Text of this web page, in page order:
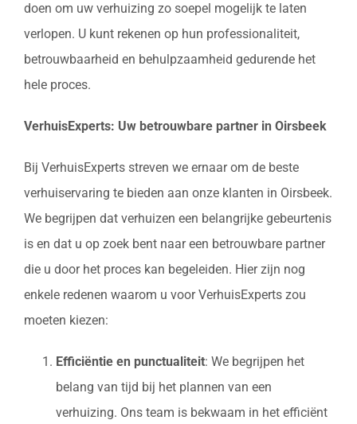
doen om uw verhuizing zo soepel mogelijk te laten
verlopen. U kunt rekenen op hun professionaliteit,
betrouwbaarheid en behulpzaamheid gedurende het
hele proces.
VerhuisExperts: Uw betrouwbare partner in Oirsbeek
Bij VerhuisExperts streven we ernaar om de beste
verhuiservaring te bieden aan onze klanten in Oirsbeek.
We begrijpen dat verhuizen een belangrijke gebeurtenis
is en dat u op zoek bent naar een betrouwbare partner
die u door het proces kan begeleiden. Hier zijn nog
enkele redenen waarom u voor VerhuisExperts zou
moeten kiezen:
Efficiëntie en punctualiteit: We begrijpen het
belang van tijd bij het plannen van een
verhuizing. Ons team is bekwaam in het efficiënt